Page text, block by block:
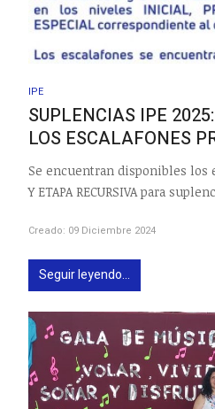
IPE
SUPLENCIAS IPE
LOS ESCALAFONES
Se encuentran disponibles los
Y ETAPA RECURSIVA para
Creado: 09 Diciembre 2024
Seguir leyendo...